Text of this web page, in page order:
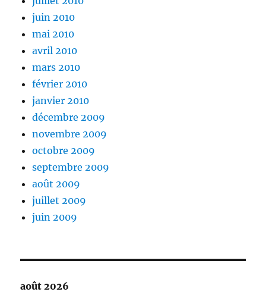
juin 2010
mai 2010
avril 2010
mars 2010
février 2010
janvier 2010
décembre 2009
novembre 2009
octobre 2009
septembre 2009
août 2009
juillet 2009
juin 2009
août 2026